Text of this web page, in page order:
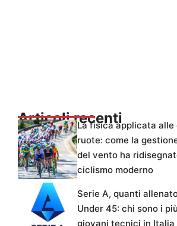
Articoli recentiLa fisica applicata alle
ruote: come la
del vento ha
ciclismo moderno
Serie A, quanti
Under 45: chi sono i più
giovani tecnici in Italia